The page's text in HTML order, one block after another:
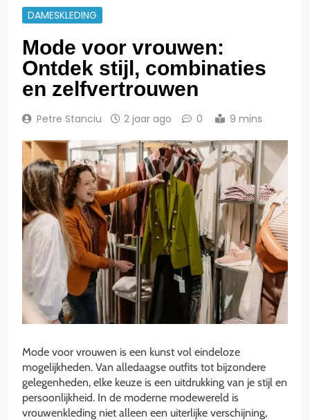
DAMESKLEDING
Mode voor vrouwen:
Ontdek stijl, combinaties
en zelfvertrouwen
Petre Stanciu 2 jaar ago 0 9 mins
Mode voor vrouwen is een kunst vol eindeloze
mogelijkheden. Van alledaagse outfits tot bijzondere
gelegenheden, elke keuze is een uitdrukking van je stijl en
persoonlijkheid. In de moderne modewereld is
vrouwenkleding niet alleen een uiterlijke verschijning,